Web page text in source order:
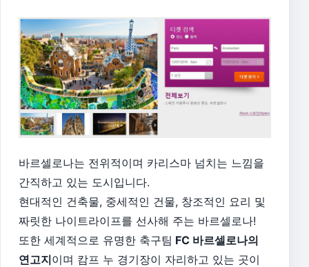
바르셀로나는 전위적이며 카리스마 넘치는 느낌을
간직하고 있는 도시입니다.
현대적인 건축물, 중세적인 건물, 창조적인 요리 및
짜릿한 나이트라이프를 선사해 주는 바르셀로나!
또한 세계적으로 유명한 축구팀 FC 바르셀로나의
연고지이며 캄프 누 경기장이 자리하고 있는 곳이